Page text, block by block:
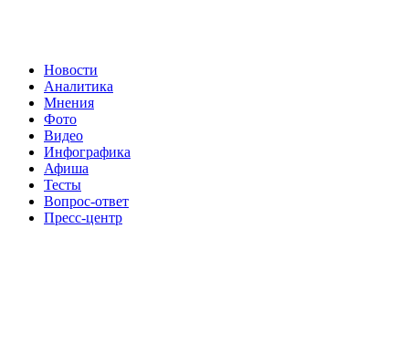
Новости
Аналитика
Мнения
Фото
Видео
Инфографика
Афиша
Тесты
Вопрос-ответ
Пресс-центр